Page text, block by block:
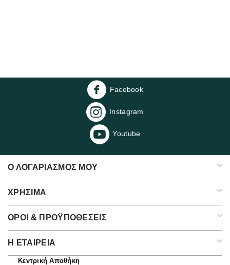
Facebook
Instagram
Youtube
Ο ΛΟΓΑΡΙΑΣΜΌΣ ΜΟΥ
ΧΡΉΣΙΜΑ
ΌΡΟΙ & ΠΡΟΫΠΟΘΈΣΕΙΣ
Η ΕΤΑΙΡΕΊΑ​
Κεντρική Αποθήκη